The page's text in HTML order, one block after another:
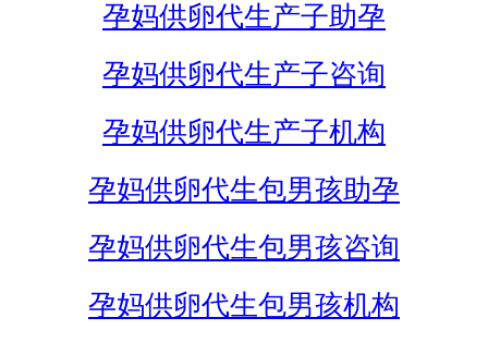
孕妈供卵代生产子助孕
孕妈供卵代生产子咨询
孕妈供卵代生产子机构
孕妈供卵代生包男孩助孕
孕妈供卵代生包男孩咨询
孕妈供卵代生包男孩机构